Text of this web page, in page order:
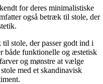
for deres minimalistiske
også betræk til stole, der
stole, der passer godt ind i
både funktionelle og æstetisk
og mønstre at vælge
med et skandinavisk